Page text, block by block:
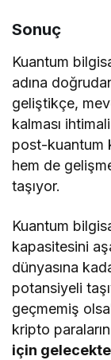
Sonuç
Kuantum
adına
geliştikçe,
kalması
post-kuantum
hem de
taşıyor.
Kuantum
kapasitesini
dünyasına
potansiyeli
geçmemiş
kripto paraların
için